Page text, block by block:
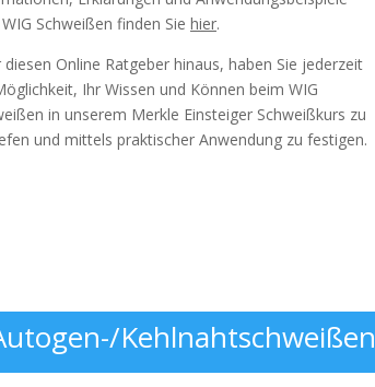
Schweißen finden Sie hier.
diesen Online Ratgeber hinaus, haben Sie jederzeit
Ihr Wissen und Können beim WIG
in unserem Merkle Einsteiger Schweißkurs zu
und mittels praktischer Anwendung zu festigen.
Kehlnahtschweißen